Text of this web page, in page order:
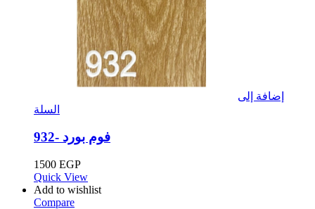
إضافة إلى
السلة
فوم بورد -932
1500 EGP
Quick View
Add to wishlist
Compare